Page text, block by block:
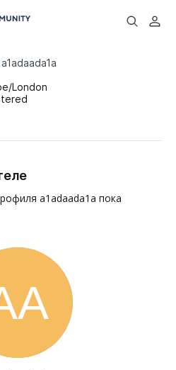
a1adaada1a
London
a1adaada1a пока